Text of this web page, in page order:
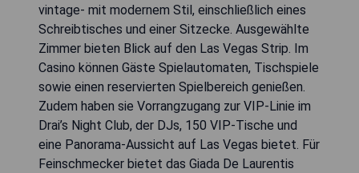
vintage- mit modernem Stil, einschließlich eines
Schreibtisches und einer Sitzecke. Ausgewählte
Zimmer bieten Blick auf den Las Vegas Strip. Im
Casino können Gäste Spielautomaten, Tischspiele
sowie einen reservierten Spielbereich genießen.
Zudem haben sie Vorrangzugang zur VIP-Linie im
Drai’s Night Club, der DJs, 150 VIP-Tische und
eine Panorama-Aussicht auf Las Vegas bietet. Für
Feinschmecker bietet das Giada De Laurentis